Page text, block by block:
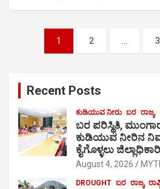
pagination
1 2 …
Recent Posts
ಕುಡಿಯುವ ನೀರು ಬರ ರಾಜ್ಯ
ಬರ ಪರಿಸ್ಥಿತಿ,
ಕುಡಿಯುವ ನೀರಿನ
ಕೈಗೊಳ್ಳಲು
August 4, 2026
DROUGHT ಬರ ರಾಜ್ಯ